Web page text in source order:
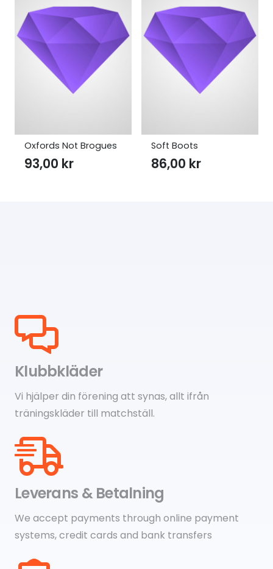
Oxfords Not Brogues
93,00 kr
Soft Boots
86,00 kr
Klubbkläder
Vi hjälper din förening att synas, allt ifrån
träningskläder till matchställ.
Leverans & Betalning
We accept payments through online payment
systems, credit cards and bank transfers